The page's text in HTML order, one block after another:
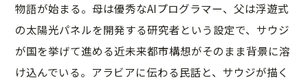
物語が始まる。母は優秀なAIプログラマー、父は浮遊式
の太陽光パネルを開発する研究者という設定で、サウジ
が国を挙げて進める近未来都市構想がそのまま背景に溶
け込んでいる。アラビアに伝わる民話と、サウジが描く